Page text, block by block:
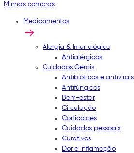
Minhas compras
Medicamentos
Alergia & Imunológico
Antialérgicos
Cuidados Gerais
Antibióticos e antivirais
Antifúngicos
Bem-estar
Circulação
Corticoides
Cuidados pessoais
Curativos
Dor e inflamação